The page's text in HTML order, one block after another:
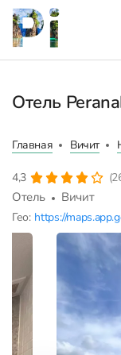
Отель
Главная Вичит
4,3
Отель Вичит
Гео: https://